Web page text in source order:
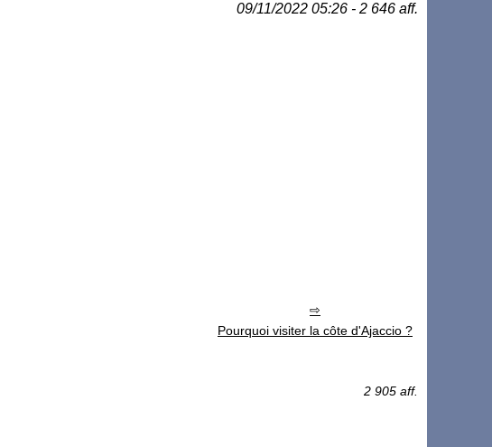
09/11/2022 05:26 - 2 646 aff.
Pourquoi visiter la côte d'Ajaccio ?
2 905 aff.